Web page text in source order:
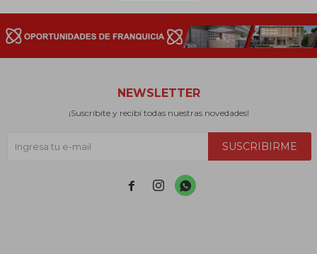
NEWSLETTER
¡Suscribite y recibí todas nuestras novedades!
SUSCRIBIRME
  